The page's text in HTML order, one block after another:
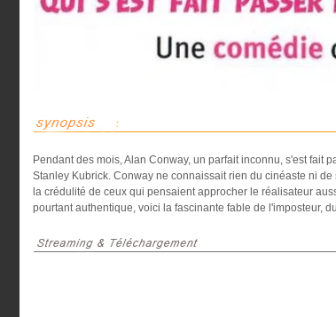
Pendant des mois, Alan Conway, un parfait inconnu, s'est fait
Stanley Kubrick. Conway ne connaissait rien du cinéaste ni
la crédulité de ceux qui pensaient approcher le réalisateur
pourtant authentique, voici la fascinante fable de l'imposteur,